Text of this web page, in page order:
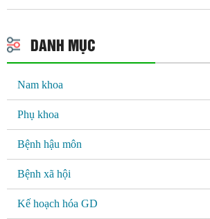
DANH MỤC
Nam khoa
Phụ khoa
Bệnh hậu môn
Bệnh xã hội
Kế hoạch hóa GD